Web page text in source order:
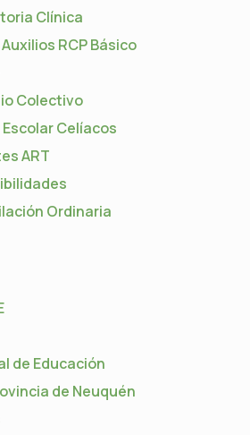
Clínica
RCP Básico
Colectivo
Celíacos
ART
Ordinaria
de Educación
de Neuquén